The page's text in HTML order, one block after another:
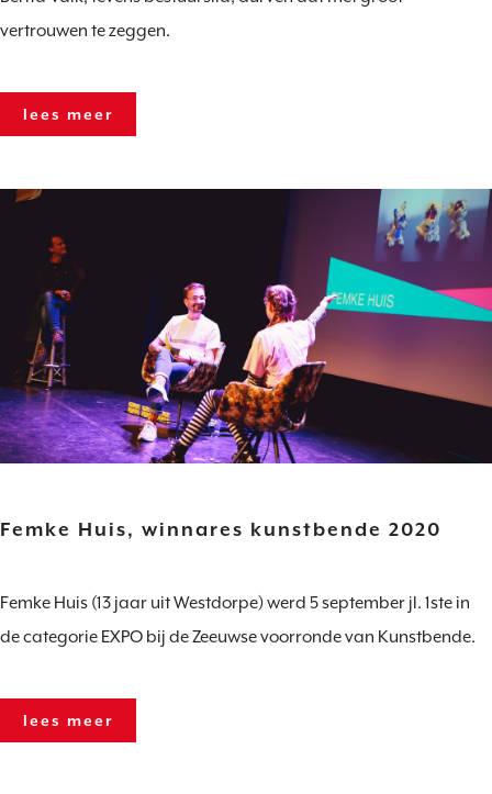
vertrouwen te zeggen.
lees meer
Femke Huis, winnares kunstbende 2020
Femke Huis (13 jaar uit Westdorpe) werd 5 september jl. 1ste in
de categorie EXPO bij de Zeeuwse voorronde van Kunstbende.
lees meer